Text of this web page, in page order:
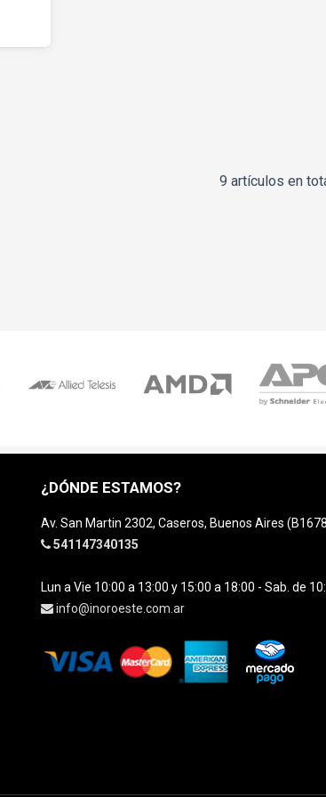
9 artículos en
¿DÓNDE ESTAMOS?
Av. San Martin 2302, Caseros, Buenos Aires
541147340135
Lun a Vie 10:00 a 13:00 y 15:00 a 18:00 - Sab. de
info@inoroeste.com.ar